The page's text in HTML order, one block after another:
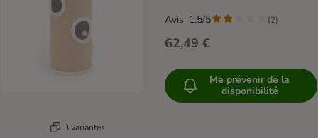
3 variantes
62,49 €
Avis: 1.5/5 (2)
Me prévenir de la
disponibilité